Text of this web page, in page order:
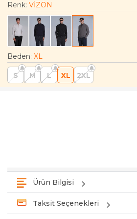
Renk: VİZON
Beden: XL
S M L XL 2XL
Ürün Bilgisi
Taksit Seçenekleri